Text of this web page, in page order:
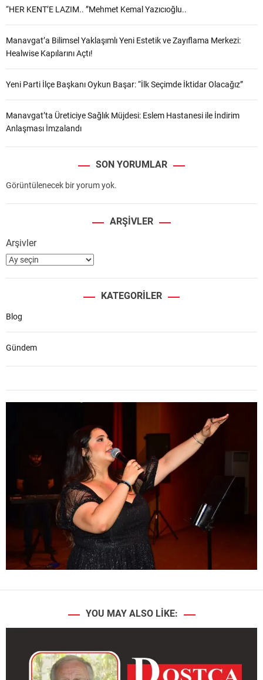
“HER KENT’E LAZIM.. ”Mehmet Kemal Yazıcıoğlu..
Manavgat’a Bilimsel Yaklaşımlı Yeni Estetik ve Zayıflama Merkezi:
Healwise Kapılarını Açtı!
Yeni Parti İlçe Başkanı Oykun Başar: “İlk Seçimde İktidar Olacağız”
Manavgat’ta Üreticiye Sağlık Müjdesi: Eslem Hastanesi ile İndirim
Anlaşması İmzalandı
SON YORUMLAR
Görüntülenecek bir yorum yok.
ARŞIVLER
Arşivler
KATEGORILER
Blog
Gündem
YOU MAY ALSO LIKE: